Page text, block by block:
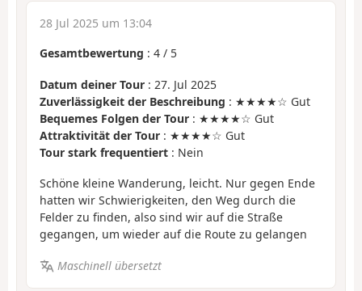
28 Jul 2025 um 13:04
Gesamtbewertung : 4 / 5
Datum deiner Tour : 27. Jul 2025
Zuverlässigkeit der Beschreibung : ★★★★☆ Gut
Bequemes Folgen der Tour : ★★★★☆ Gut
Attraktivität der Tour : ★★★★☆ Gut
Tour stark frequentiert : Nein
Schöne kleine Wanderung, leicht. Nur gegen Ende
hatten wir Schwierigkeiten, den Weg durch die
Felder zu finden, also sind wir auf die Straße
gegangen, um wieder auf die Route zu gelangen
Maschinell übersetzt